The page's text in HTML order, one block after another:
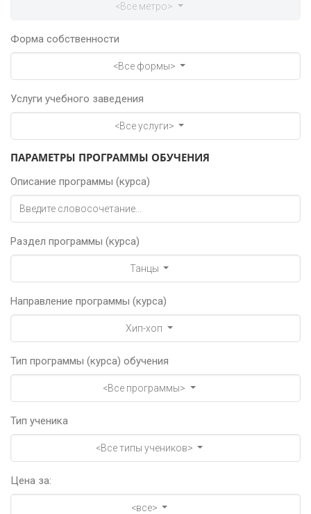
<Все метро>
Форма собственности
<Все формы>
Услуги учебного заведения
<Все услуги>
ПАРАМЕТРЫ ПРОГРАММЫ ОБУЧЕНИЯ
Описание программы (курса)
Раздел программы (курса)
Танцы
Направление программы (курса)
Хип-хоп
Тип программы (курса) обучения
<Все программы>
Тип ученика
<Все типы учеников>
Цена за:
<все>